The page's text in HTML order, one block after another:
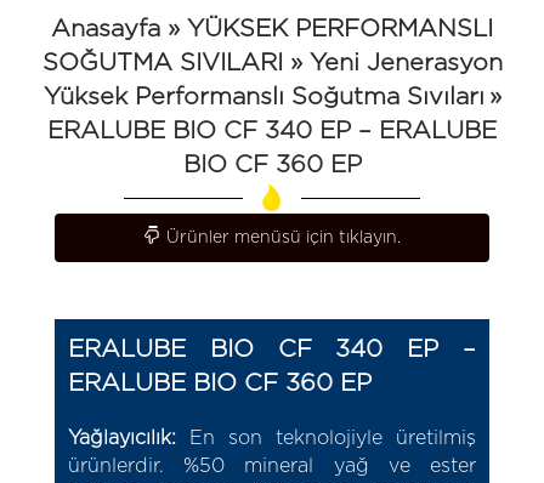
Anasayfa » YÜKSEK PERFORMANSLI
SOĞUTMA SIVILARI » Yeni Jenerasyon
Yüksek Performanslı Soğutma Sıvıları »
ERALUBE BIO CF 340 EP – ERALUBE
BIO CF 360 EP
Toggle navigation
Ürünler menüsü için tıklayın.
ERALUBE BIO CF 340 EP –
ERALUBE BIO CF 360 EP
Yağlayıcılık: En son teknolojiyle üretilmiş
ürünlerdir. %50 mineral yağ ve ester